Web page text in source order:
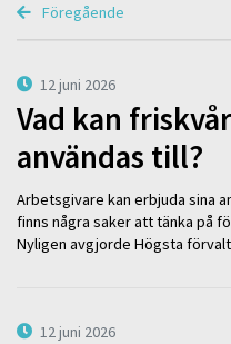
Föregående
12 juni 2026
Vad kan
användas till?
Arbetsgivare kan erbjuda sina
finns några saker att tänka på
Nyligen avgjorde Högsta
12 juni 2026